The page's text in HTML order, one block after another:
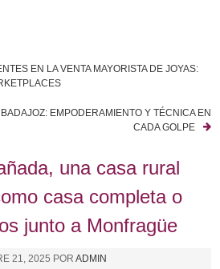
EN LA VENTA MAYORISTA DE JOYAS:
EMPODERAMIENTO Y TÉCNICA EN
CADA GOLPE
una casa rural
casa completa o
junto a Monfragüe
21, 2025 PORADMIN